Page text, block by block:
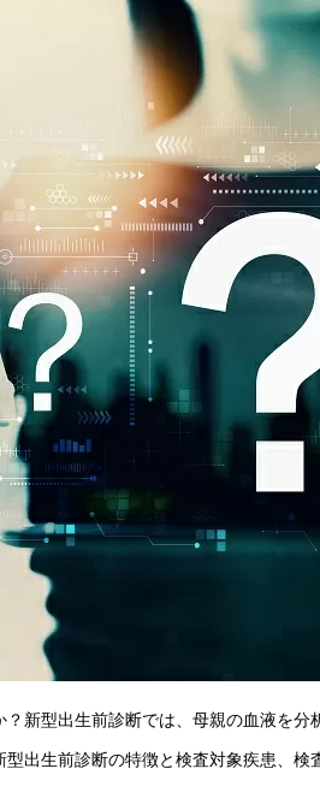
新型出生前診断では、母親の血液を
出生前診断の特徴と検査対象疾患、検